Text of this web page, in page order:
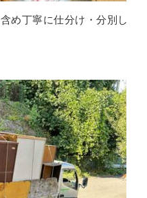
め丁寧に仕分け・分別し